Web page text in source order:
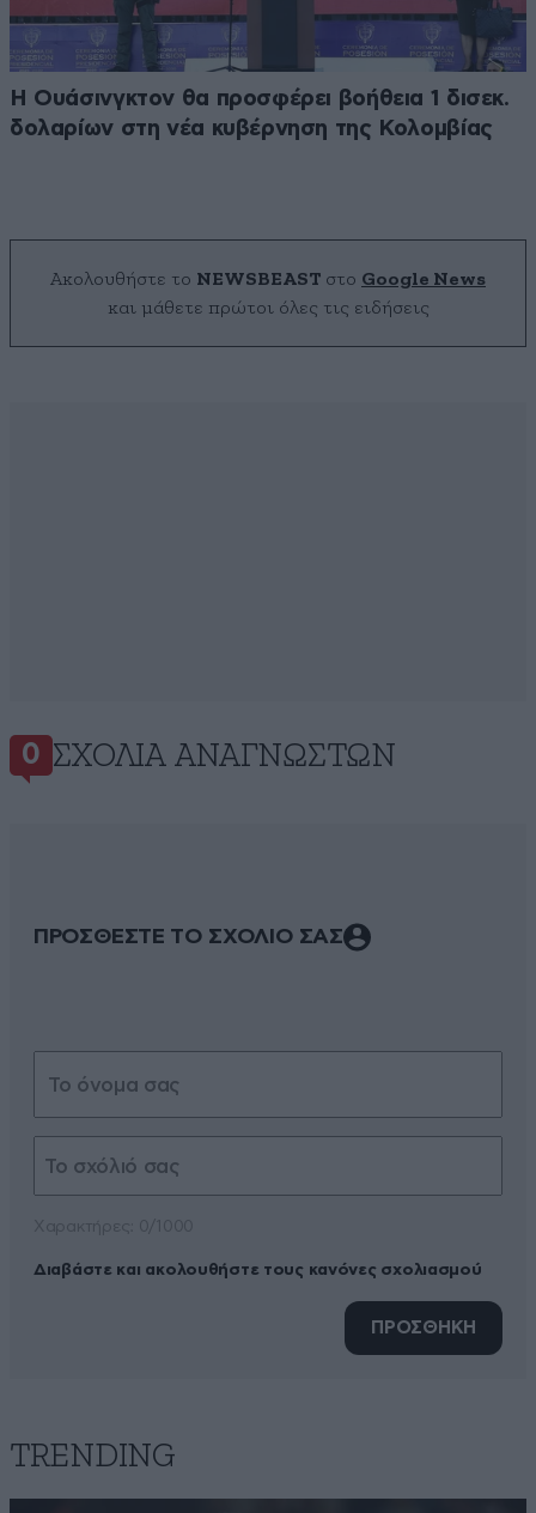
Η Ουάσινγκτον θα προσφέρει βοήθεια 1 δισεκ.
δολαρίων στη νέα κυβέρνηση της Κολομβίας
Ακολουθήστε το NEWSBEAST στο Google News
και μάθετε πρώτοι όλες τις ειδήσεις
0 ΣΧΌΛΙΑ ΑΝΑΓΝΩΣΤΏΝ
ΠΡΟΣΘΕΣΤΕ ΤΟ ΣΧΟΛΙΟ ΣΑΣ
Διαβάστε και ακολουθήστε τους κανόνες σχολιασμού
ΠΡΟΣΘΗΚΗ
TRENDING